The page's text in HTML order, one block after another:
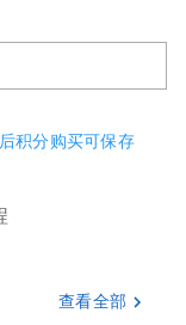
积分购买可保存
查看全部